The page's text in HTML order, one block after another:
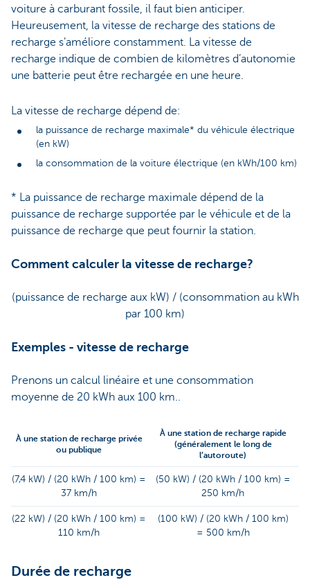
voiture à carburant fossile, il faut bien anticiper.
Heureusement, la vitesse de recharge des stations de
recharge s’améliore constamment. La vitesse de
recharge indique de combien de kilomètres d’autonomie
une batterie peut être rechargée en une heure.
La vitesse de recharge dépend de:
la puissance de recharge maximale* du véhicule électrique
(en kW)
la consommation de la voiture électrique (en kWh/100 km)
* La puissance de recharge maximale dépend de la
puissance de recharge supportée par le véhicule et de la
puissance de recharge que peut fournir la station.
Comment calculer la vitesse de recharge?
(puissance de recharge aux kW) / (consommation au kWh
par 100 km)
Exemples - vitesse de recharge
Prenons un calcul linéaire et une consommation
moyenne de 20 kWh aux 100 km..
À une station de recharge privée
ou publique
À une station de recharge rapide
(généralement le long de
l’autoroute)
(7,4 kW) / (20 kWh / 100 km) =
37 km/h
(50 kW) / (20 kWh / 100 km) =
250 km/h
(22 kW) / (20 kWh / 100 km) =
110 km/h
(100 kW) / (20 kWh / 100 km)
= 500 km/h
Durée de recharge